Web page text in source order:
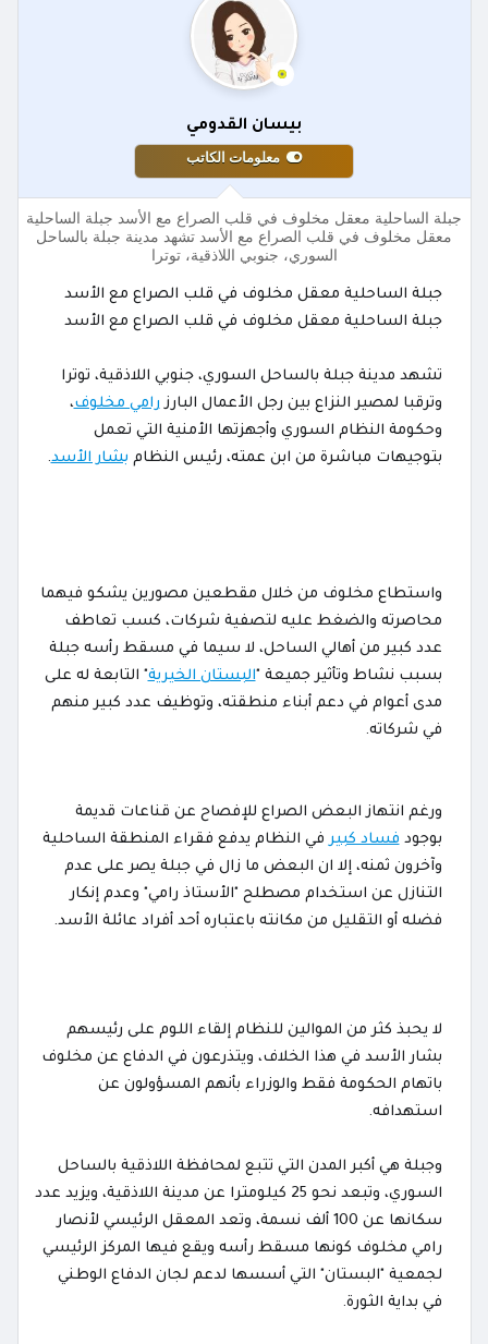
بيسان القدومي
معلومات الكاتب
جبلة الساحلية معقل مخلوف في قلب الصراع مع الأسد جبلة الساحلية
معقل مخلوف في قلب الصراع مع الأسد تشهد مدينة جبلة بالساحل
السوري، جنوبي اللاذقية، توترا
جبلة الساحلية معقل مخلوف في قلب الصراع مع الأسد
جبلة الساحلية معقل مخلوف في قلب الصراع مع الأسد
تشهد مدينة جبلة بالساحل السوري، جنوبي اللاذقية، توترا
وترقبا لمصير النزاع بين رجل الأعمال البارزرامي مخلوف،
وحكومة النظام السوري وأجهزتها الأمنية التي تعمل
بتوجيهات مباشرة من ابن عمته، رئيس النظام بشار الأسد.
واستطاع مخلوف من خلال مقطعين مصورين يشكو فيهما
محاصرته والضغط عليه لتصفية شركات، كسب تعاطف
عدد كبير من أهالي الساحل، لا سيما في مسقط رأسه جبلة
بسبب نشاط وتأثير جميعة "البستان الخيرية" التابعة له على
مدى أعوام في دعم أبناء منطقته، وتوظيف عدد كبير منهم
في شركاته.
ورغم انتهاز البعض الصراع للإفصاح عن قناعات قديمة
بوجودفساد كبيرفي النظام يدفع فقراء المنطقة الساحلية
وآخرون ثمنه، إلا ان البعض ما زال في جبلة يصر على عدم
التنازل عن استخدام مصطلح "الأستاذ رامي" وعدم إنكار
فضله أو التقليل من مكانته باعتباره أحد أفراد عائلة الأسد.
لا يحبذ كثر من الموالين للنظام إلقاء اللوم على رئيسهم
بشار الأسد في هذا الخلاف، ويتذرعون في الدفاع عن مخلوف
باتهام الحكومة فقط والوزراء بأنهم المسؤولون عن
استهدافه.
وجبلة هي أكبر المدن التي تتبع لمحافظة اللاذقية بالساحل
السوري، وتبعد نحو 25 كيلومترا عن مدينة اللاذقية، ويزيد عدد
سكانها عن 100 ألف نسمة، وتعد المعقل الرئيسي لأنصار
رامي مخلوف كونها مسقط رأسه ويقع فيها المركز الرئيسي
لجمعية "البستان" التي أسسها لدعم لجان الدفاع الوطني
في بداية الثورة.